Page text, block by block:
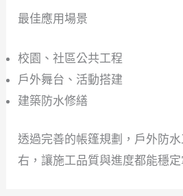
最佳應用場景
校園、社區公共工程
戶外舞台、活動搭建
建築防水修繕
透過完善的帳篷規劃，戶外防
右，讓施工品質與進度都能穩定